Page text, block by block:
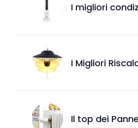
I migliori
I Migliori
Il top dei